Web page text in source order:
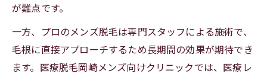
が難点です。
一方、プロのメンズ脱毛は専門スタッフによる施術で、
毛根に直接アプローチするため長期間の効果が期待でき
ます。医療脱毛岡崎メンズ向けクリニックでは、医療レ